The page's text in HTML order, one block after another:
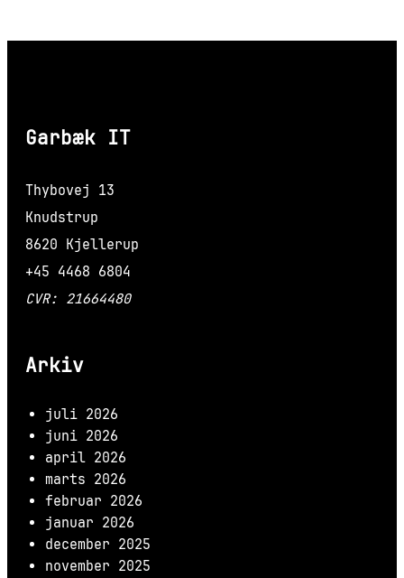
Garbæk IT
Thybovej 13
Knudstrup
8620 Kjellerup
+45 4468 6804
CVR: 21664480
Arkiv
juli 2026
juni 2026
april 2026
marts 2026
februar 2026
januar 2026
december 2025
november 2025